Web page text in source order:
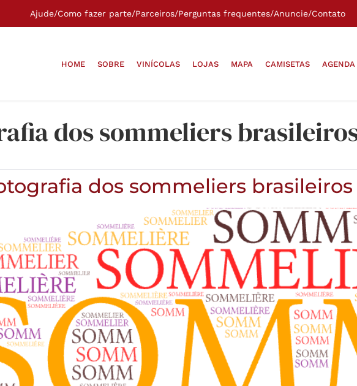
Ajude/Como fazer parte/Parceiros/Perguntas frequentes/Anuncie/Contato
HOME SOBRE VINÍCOLAS LOJAS MAPA CAMISETAS AGENDA
dos sommeliers
dos sommeliers brasileiros